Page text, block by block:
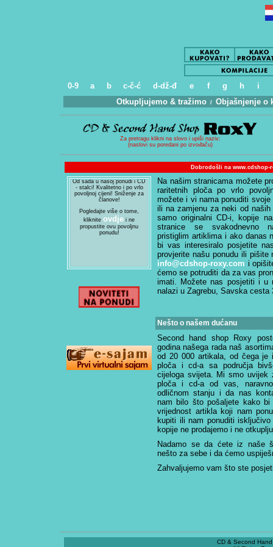
0-9 a b c-č-ć d-dž-đ e f g h
i
Otkupljujemo & tražimo
/.. Objašnjenje o
Za pretragu klikni na slovo i upiši naziv:
(naslovi su poredani po izvođaču)
Dobrodošli na
NOVO U PONUDI!
Od sada u našoj ponudi i CD
- stalci! Kvalitetno i po vrlo
povoljnoj cijeni! Sniženje za
članove!
klikniteovdje i ne
propustite ovu povoljnu
ponudu!
Na našim stranicama možete
raritetnih ploča po vrlo
možete i vi nama ponuditi svoje
ili na zamjenu za neki od naših
samo originalni CD-i, kopije
stranice se svakodnevno
pristiglim artiklima i ako danas
bi vas interesiralo posjetite
provjerite našu ponudu ili pišite
info@cdshop-roxy.com i
ćemo se potruditi da za vas
imati. Možete nas posjetiti i u
nalazi u Zagrebu, Savska cesta
Nešto o našem dućanu
Second hand shop Roxy
godina našega rada naš
od 20 000 artikala, od čega je
ploča i cd-a sa područja
cijeloga svijeta. Mi smo uvijek
ploča i cd-a od vas,
odličnom stanju i da nas
nam bilo što pošaljete kako bi
vrijednost artikla koji nam
kupiti ili nam ponuditi isključivo
kopije ne prodajemo i ne
Nadamo se da ćete iz naše
nešto za sebe i da ćemo
Zahvaljujemo vam što ste
CD & Second